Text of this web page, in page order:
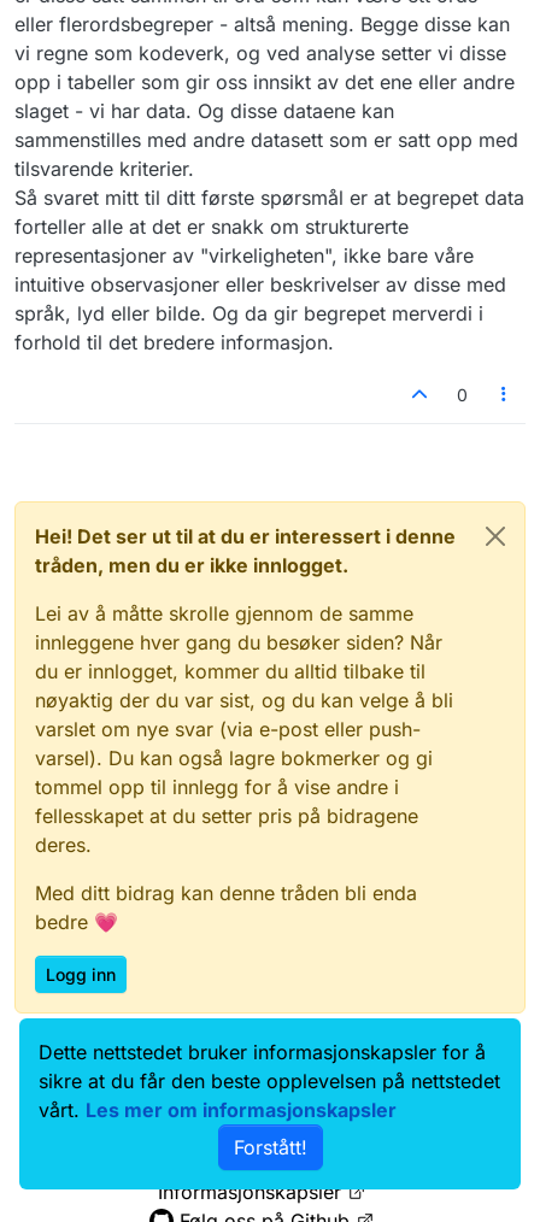
eller flerordsbegreper - altså mening. Begge disse kan
vi regne som kodeverk, og ved analyse setter vi disse
opp i tabeller som gir oss innsikt av det ene eller andre
slaget - vi har data. Og disse dataene kan
sammenstilles med andre datasett som er satt opp med
tilsvarende kriterier.
Så svaret mitt til ditt første spørsmål er at begrepet data
forteller alle at det er snakk om strukturerte
representasjoner av "virkeligheten", ikke bare våre
intuitive observasjoner eller beskrivelser av disse med
språk, lyd eller bilde. Og da gir begrepet merverdi i
forhold til det bredere informasjon.
0
Hei! Det ser ut til at du er interessert i denne
tråden, men du er ikke innlogget.
Lei av å måtte skrolle gjennom de samme
innleggene hver gang du besøker siden? Når
du er innlogget, kommer du alltid tilbake til
nøyaktig der du var sist, og du kan velge å bli
varslet om nye svar (via e-post eller push-
varsel). Du kan også lagre bokmerker og gi
tommel opp til innlegg for å vise andre i
fellesskapet at du setter pris på bidragene
deres.
Med ditt bidrag kan denne tråden bli enda
bedre 💗
Logg inn
Data.norge.no
Kontakt oss
Samtykke og brukervilkår
Tilgjengelighetserklæring
Personvernerklæring
Informasjonskapsler
Dette nettstedet bruker informasjonskapsler for å
sikre at du får den beste opplevelsen på nettstedet
vårt. Les mer om informasjonskapsler
Forstått!